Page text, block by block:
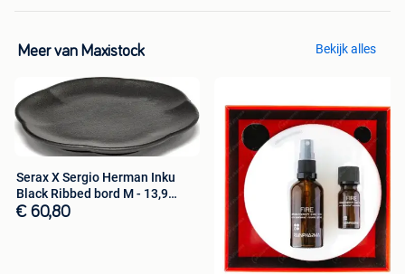
Meer van Maxistock Bekijk alles
Serax X Sergio Herman Inku
Black Ribbed bord M - 13,9
cm...
€ 60,80